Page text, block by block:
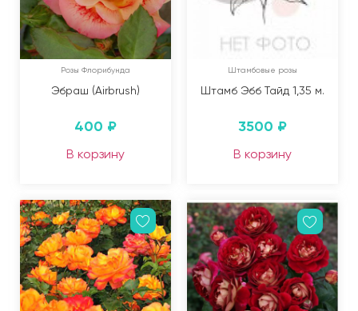
Розы Флорибунда
Эбраш (Airbrush)
400 ₽
В корзину
Штамбовые розы
Штамб Эбб Тайд 1,35 м.
3500 ₽
В корзину